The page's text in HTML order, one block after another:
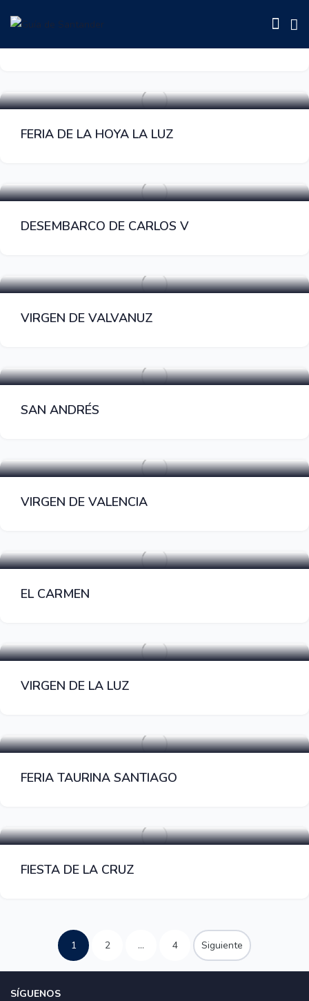
FERIA DE LA HOYA LA LUZ
DESEMBARCO DE CARLOS V
VIRGEN DE VALVANUZ
SAN ANDRÉS
VIRGEN DE VALENCIA
EL CARMEN
VIRGEN DE LA LUZ
FERIA TAURINA SANTIAGO
FIESTA DE LA CRUZ
1 2 … 4 Siguiente
SÍGUENOS